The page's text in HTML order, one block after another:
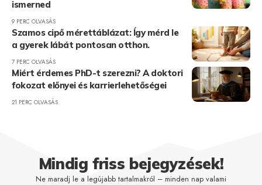
ismerned
9 PERC OLVASÁS
Szamos cipő mérettáblázat: Így mérd le
a gyerek lábát pontosan otthon.
7 PERC OLVASÁS
Miért érdemes PhD-t szerezni? A doktori
fokozat előnyei és karrierlehetőségei
21 PERC OLVASÁS
Mindig friss bejegyzések!
Ne maradj le a legújabb tartalmakról – minden nap valami